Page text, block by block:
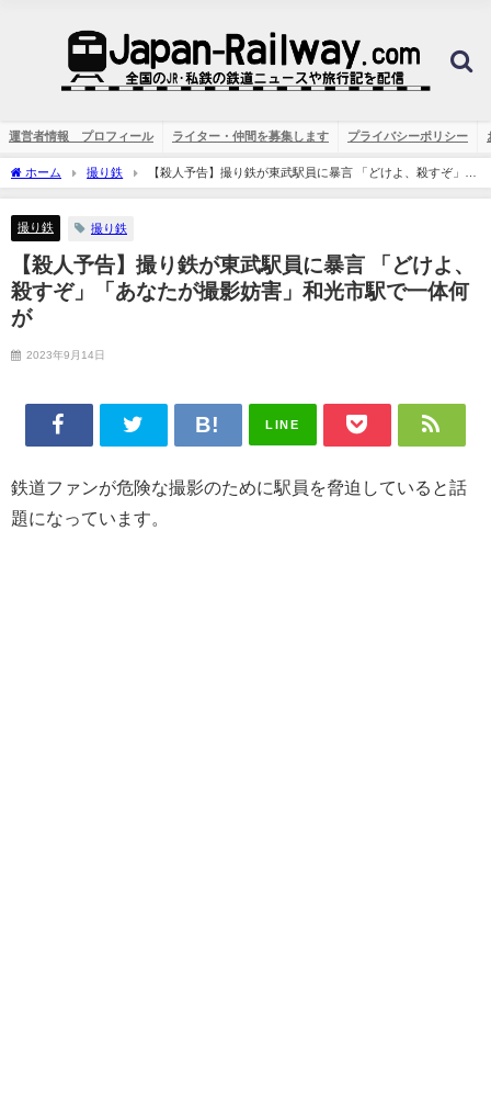
運営者情報 プロフィール ライター・仲間を募集します プライバシーポリシー
ホーム 撮り鉄
【殺人予告】撮り鉄が東武駅員に暴言 「どけよ、殺すぞ」
「あなたが撮影妨害」和光市駅で一体何が
撮り鉄 撮り鉄
【殺人予告】撮り鉄が東武駅員に暴言 「どけよ、
殺すぞ」「あなたが撮影妨害」和光市駅で一体何
が
2023年9月14日
LINE
鉄道ファンが危険な撮影のために駅員を脅迫していると話
題になっています。